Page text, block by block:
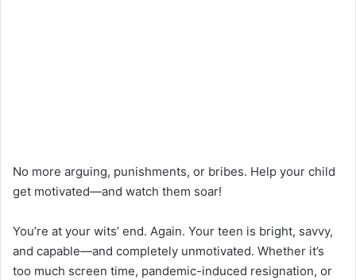
No more arguing, punishments, or bribes. Help your child
get motivated—and watch them soar!
You’re at your wits’ end. Again. Your teen is bright, savvy,
and capable—and completely unmotivated. Whether it’s
too much screen time, pandemic-induced resignation, or